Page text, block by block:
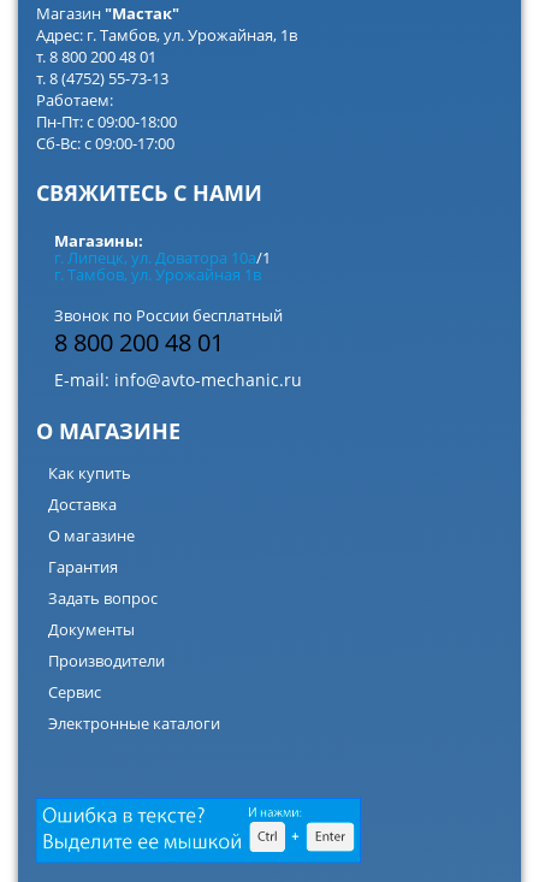
Магазин"Мастак"
Адрес: г. Тамбов, ул. Урожайная, 1в
т. 8 800 200 48 01
т. 8 (4752) 55-73-13
Работаем:
Пн-Пт: с 09:00-18:00
Сб-Вс: с 09:00-17:00
СВЯЖИТЕСЬ С НАМИ
Магазины:
г. Липецк, ул. Доватора 10а/1
г. Тамбов, ул. Урожайная 1в
Звонок по России бесплатный
8 800 200 48 01
E-mail: info@avto-mechanic.ru
О МАГАЗИНЕ
Как купить
Доставка
О магазине
Гарантия
Задать вопрос
Документы
Производители
Сервис
Электронные каталоги